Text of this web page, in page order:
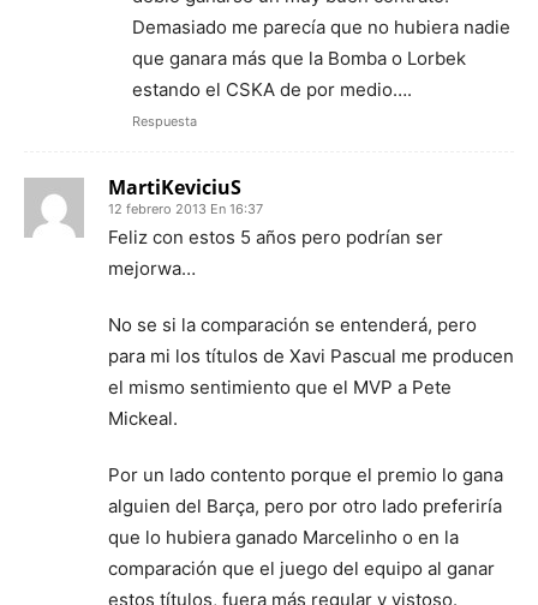
Demasiado me parecía que no hubiera nadie
que ganara más que la Bomba o Lorbek
estando el CSKA de por medio….
Respuesta
MartiKeviciuS
12 febrero 2013 En 16:37
Feliz con estos 5 años pero podrían ser
mejorwa…
No se si la comparación se entenderá, pero
para mi los títulos de Xavi Pascual me producen
el mismo sentimiento que el MVP a Pete
Mickeal.
Por un lado contento porque el premio lo gana
alguien del Barça, pero por otro lado preferiría
que lo hubiera ganado Marcelinho o en la
comparación que el juego del equipo al ganar
estos títulos, fuera más regular y vistoso.